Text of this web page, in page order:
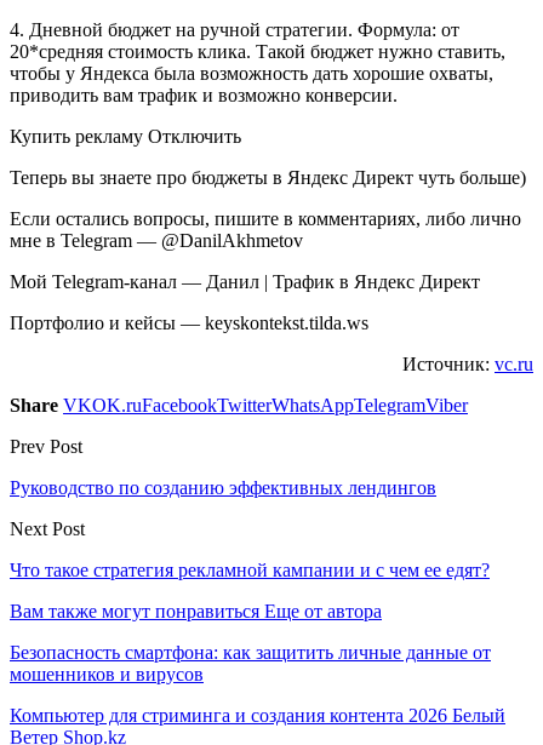
4. Дневной бюджет на ручной стратегии. Формула: от
20*средняя стоимость клика. Такой бюджет нужно ставить,
чтобы у Яндекса была возможность дать хорошие охваты,
приводить вам трафик и возможно конверсии.
Купить рекламу Отключить
Теперь вы знаете про бюджеты в Яндекс Директ чуть больше)
Если остались вопросы, пишите в комментариях, либо лично
мне в Telegram — @DanilAkhmetov
Мой Telegram-канал — Данил | Трафик в Яндекс Директ
Портфолио и кейсы — keyskontekst.tilda.ws
Источник: vc.ru
Share VKOK.ruFacebookTwitterWhatsAppTelegramViber
Prev Post
Руководство по созданию эффективных лендингов
Next Post
Что такое стратегия рекламной кампании и с чем ее едят?
Вам также могут понравиться Еще от автора
Безопасность смартфона: как защитить личные данные от
мошенников и вирусов
Компьютер для стриминга и создания контента 2026 Белый
Ветер Shop.kz